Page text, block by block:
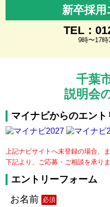
新卒採
TEL：
9時〜17時
千葉
説明会
マイナビからのエント
上記ナビサイトへ未登録の場合、
下記より、ご応募・ご相談を承り
エントリーフォーム
お名前 必須